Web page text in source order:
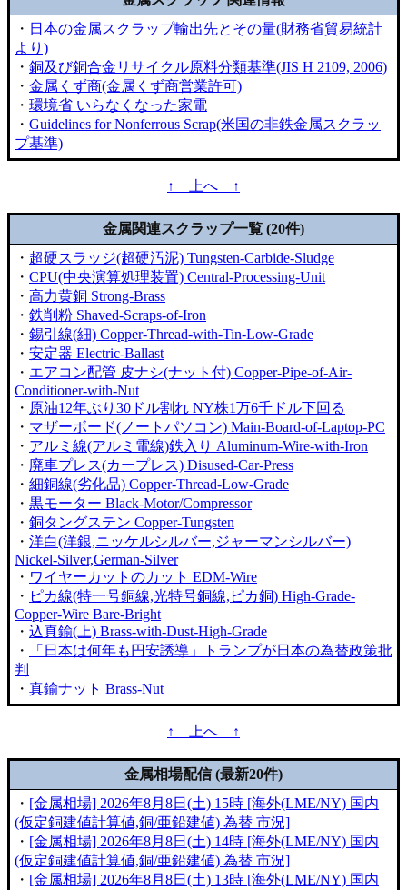
・ 日本の金属スクラップ輸出先とその量(財務省貿易統計
より)
・ 銅及び銅合金リサイクル原料分類基準(JIS H 2109, 2006)
・ 金属くず商(金属くず商営業許可)
・ 環境省 いらなくなった家電
・ Guidelines for Nonferrous Scrap(米国の非鉄金属スクラッ
プ基準)
↑ 上へ ↑
金属関連スクラップ一覧 (20件)
・ 超硬スラッジ(超硬汚泥) Tungsten-Carbide-Sludge
・ CPU(中央演算処理装置) Central-Processing-Unit
・ 高力黄銅 Strong-Brass
・ 鉄削粉 Shaved-Scraps-of-Iron
・ 錫引線(細) Copper-Thread-with-Tin-Low-Grade
・ 安定器 Electric-Ballast
・ エアコン配管 皮ナシ(ナット付) Copper-Pipe-of-Air-
Conditioner-with-Nut
・ 原油12年ぶり30ドル割れ NY株1万6千ドル下回る
・ マザーボード(ノートパソコン) Main-Board-of-Laptop-PC
・ アルミ線(アルミ電線)鉄入り Aluminum-Wire-with-Iron
・ 廃車プレス(カープレス) Disused-Car-Press
・ 細銅線(劣化品) Copper-Thread-Low-Grade
・ 黒モーター Black-Motor/Compressor
・ 銅タングステン Copper-Tungsten
・ 洋白(洋銀,ニッケルシルバー,ジャーマンシルバー)
Nickel-Silver,German-Silver
・ ワイヤーカットのカット EDM-Wire
・ ピカ線(特一号銅線,光特号銅線,ピカ銅) High-Grade-
Copper-Wire Bare-Bright
・ 込真鍮(上) Brass-with-Dust-High-Grade
・
「日本は何年も円安誘導」トランプが日本の為替政策批
判
・ 真鍮ナット Brass-Nut
↑ 上へ ↑
金属相場配信 (最新20件)
・ [金属相場] 2026年8月8日(土) 15時 [海外(LME/NY) 国内
(仮定銅建値計算値,銅/亜鉛建値) 為替 市況]
・ [金属相場] 2026年8月8日(土) 14時 [海外(LME/NY) 国内
(仮定銅建値計算値,銅/亜鉛建値) 為替 市況]
・ [金属相場] 2026年8月8日(土) 13時 [海外(LME/NY) 国内